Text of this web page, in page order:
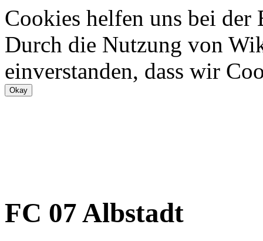
Cookies helfen uns bei
Durch die Nutzung von
einverstanden, dass wir
FC 07 Albstadt